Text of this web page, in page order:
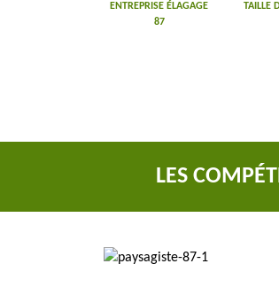
ENTREPRISE ÉLAGAGE
87
TAILLE
LES